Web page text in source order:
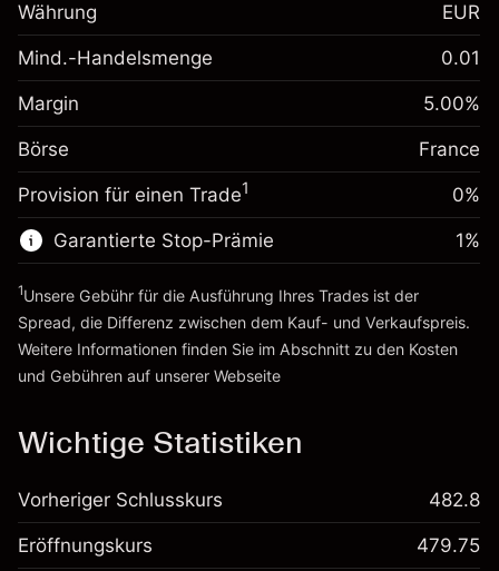
Anpassung der
Übernachtfinanzierung
fremdfinanzierten
-0.017307
%
(-€3.46)
Positionsgröße mit Hebelwirkung
~€20,000.00
Geld aus Hebelwirkung ~ $
Margin. Ihre Investition
€1,000.00
Anpassung der
Gebühren aus
fremdfinanzierten
Positionswert
-0.004915
%
(-€0.98)
Positionsgröße mit Hebelwirkung
Geld aus Hebelwirkung ~ $€19,000.00
Zur Plattform
Währung EUR
Mind.-Handelsmenge 0.01
Margin 5.00%
Börse France
Provision für einen Trade1 0%
Garantierte Stop-Prämie 1%
1Unsere Gebühr für die Ausführung Ihres Trades ist der
Spread, die Differenz zwischen dem Kauf- und Verkaufspreis.
Weitere Informationen finden Sie im Abschnitt zu den Kosten
und Gebühren auf unserer Webseite
Wichtige Statistiken
Vorheriger Schlusskurs 482.8
Eröffnungskurs 479.75